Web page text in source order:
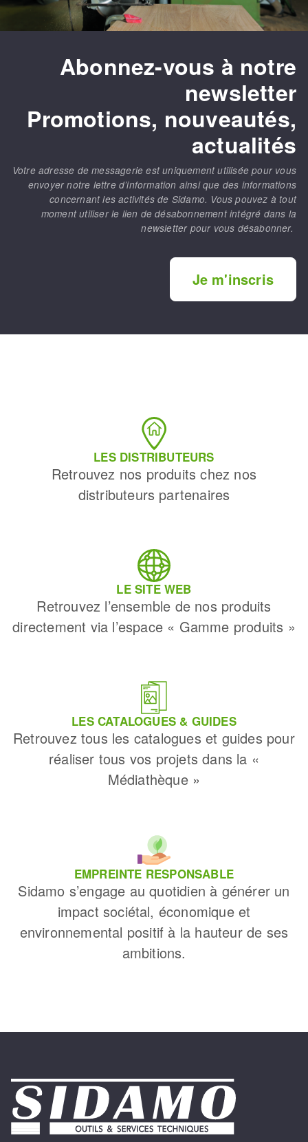
Abonnez-vous à notre
newsletter
Promotions, nouveautés,
actualités
Votre adresse de messagerie est uniquement utilisée pour vous
envoyer notre lettre d’information ainsi que des informations
concernant les activités de Sidamo. Vous pouvez à tout
moment utiliser le lien de désabonnement intégré dans la
newsletter pour vous désabonner.
Je m'inscris
LES DISTRIBUTEURS
Retrouvez nos produits chez nos
distributeurs partenaires
LE SITE WEB
Retrouvez l’ensemble de nos produits
directement via l’espace « Gamme produits »
LES CATALOGUES & GUIDES
Retrouvez tous les catalogues et guides pour
réaliser tous vos projets dans la «
Médiathèque »
EMPREINTE RESPONSABLE
Sidamo s’engage au quotidien à générer un
impact sociétal, économique et
environnemental positif à la hauteur de ses
ambitions.